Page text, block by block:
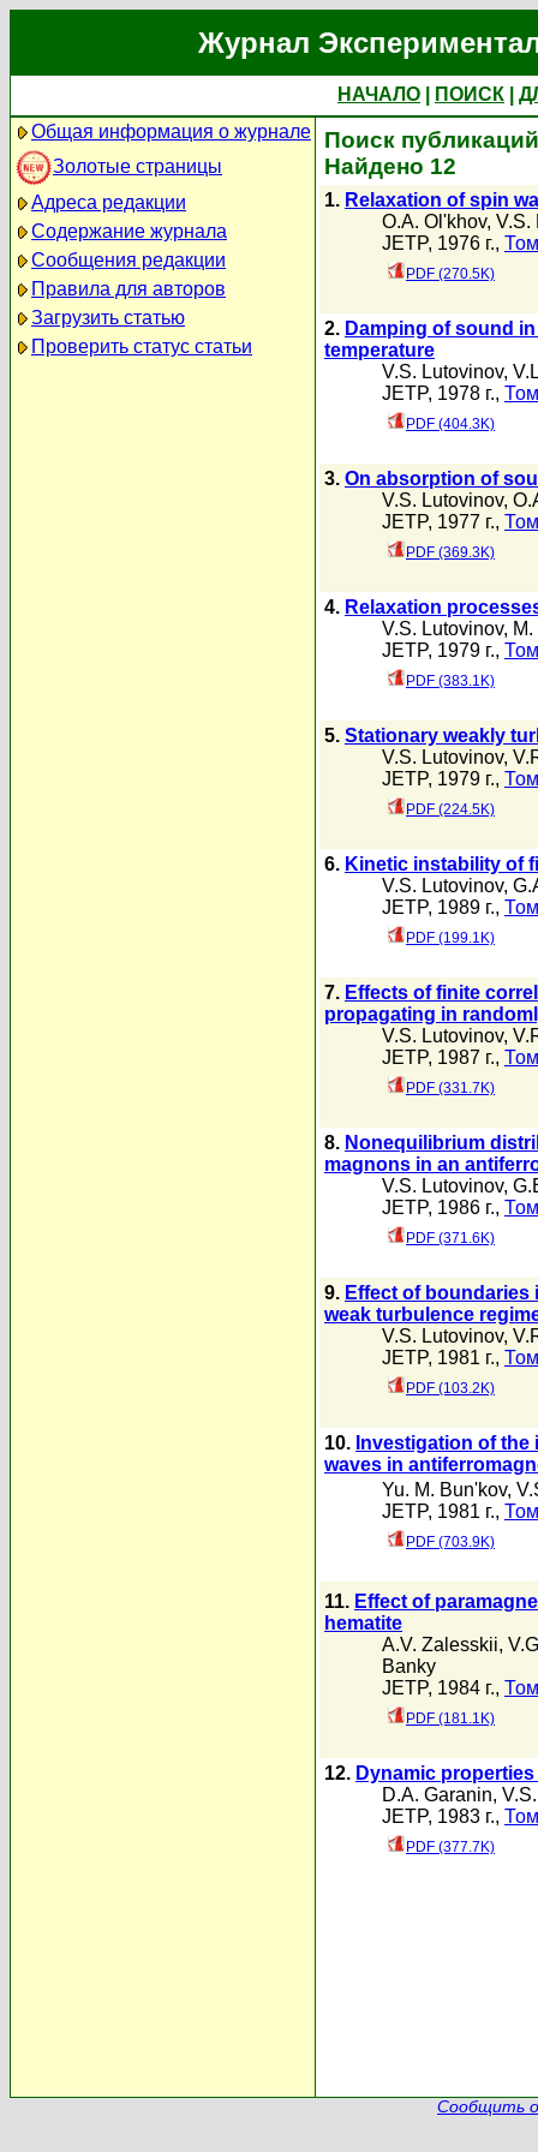
Журнал
НАЧАЛО ПОИСК
Общая информация о журнале
Золотые страницы
Адреса редакции
Содержание журнала
Сообщения редакции
Правила для авторов
Загрузить статью
Проверить статус статьи
Поиск
Найдено 12
1. Relaxation of spin
O.A. Ol'khov, V.S.
JETP, 1976 г.,
PDF (270.5K)
2. Damping of sound
temperature
V.S. Lutovinov,
JETP, 1978 г.,
PDF (404.3K)
3. On absorption of
V.S. Lutovinov,
JETP, 1977 г.,
PDF (369.3K)
4. Relaxation
V.S. Lutovinov,
JETP, 1979 г.,
PDF (383.1K)
5. Stationary weakly
V.S. Lutovinov,
JETP, 1979 г.,
PDF (224.5K)
6. Kinetic instability of
V.S. Lutovinov,
JETP, 1989 г.,
PDF (199.1K)
7. Effects of finite
propagating in
V.S. Lutovinov,
JETP, 1987 г.,
PDF (331.7K)
8. Nonequilibrium
magnons in an
V.S. Lutovinov,
JETP, 1986 г.,
PDF (371.6K)
9. Effect of boundaries
weak turbulence
V.S. Lutovinov,
JETP, 1981 г.,
PDF (103.2K)
10. Investigation of
waves in
Yu. M. Bun'kov,
JETP, 1981 г.,
PDF (703.9K)
11. Effect of
hematite
A.V. Zalesskii,
Banky
JETP, 1984 г.,
PDF (181.1K)
12. Dynamic
D.A. Garanin,
JETP, 1983 г.,
PDF (377.7K)
Сообщить о